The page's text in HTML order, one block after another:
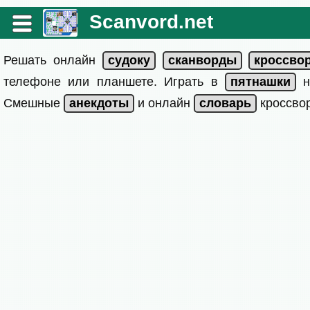
Scanvord.net
Решать онлайн
телефоне или планшете. Играть в
Смешные
и онлайн